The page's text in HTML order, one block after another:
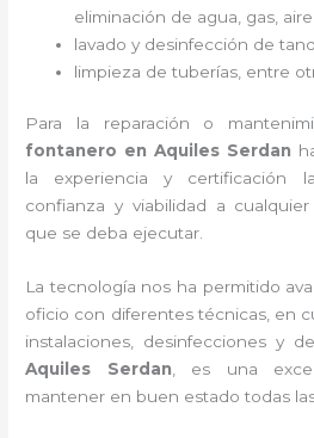
eliminación de agua, gas,
lavado y desinfección de
limpieza de tuberías, entre
Para la reparación o
fontanero en Aquiles Serdan
la experiencia y certificación
confianza y viabilidad a
que se deba ejecutar.
La tecnología nos ha permitido
oficio con diferentes técnicas, en
instalaciones, desinfecciones y
Aquiles Serdan , es una
mantener en buen estado todas